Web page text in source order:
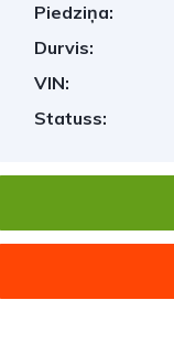
Piedziņa:
Durvis:
VIN:
Statuss: